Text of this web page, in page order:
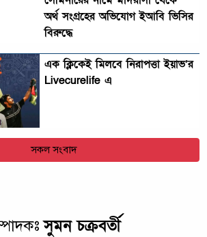
অর্থ সংগ্রহের অভিযোগ ইআবি ভিসির
বিরুদ্ধে
এক ক্লিকেই মিলবে নিরাপত্তা ইয়াভ’র
Livecurelife এ
সকল সংবাদ
সুমন চক্রবর্তী